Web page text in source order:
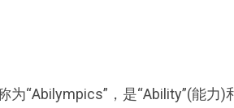
为“Abilympics”，是“Ability”(能力